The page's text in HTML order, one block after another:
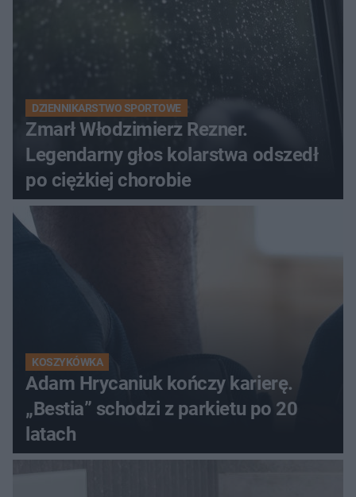
DZIENNIKARSTWO SPORTOWE
Zmarł Włodzimierz Rezner.
Legendarny głos kolarstwa odszedł
po ciężkiej chorobie
KOSZYKÓWKA
Adam Hrycaniuk kończy karierę.
„Bestia” schodzi z parkietu po 20
latach